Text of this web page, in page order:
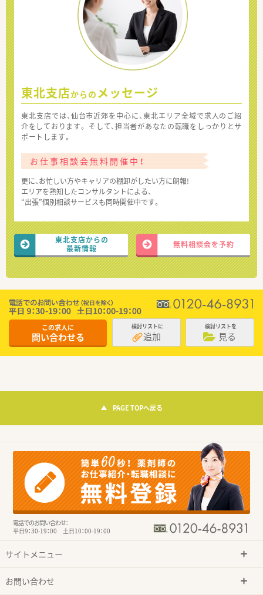
東北支店からの メッセージ
東北支店では、仙台市近郊を中心に、東北エリア全域で求人のご紹
介をしております。 そして、担当者があなたの転職をしっかりとサ
ポートします。
お仕事相談会無料開催中！
更に、お忙しい方やキャリアの棚卸がしたい方に朗報!
エリアを熟知したコンサルタントによる、
“出張”個別相談サービスも同時開催中です。
東北支店からの
最新情報
無料相談会を予約
この求人に
問い合わせる
検討リストに
追加
検討リストを
見る
PAGE TOPへ戻る
電話でのお問い合わせ：
平日9：30-19：00 土日10：00-19：00
サイトメニュー
お問い合わせ